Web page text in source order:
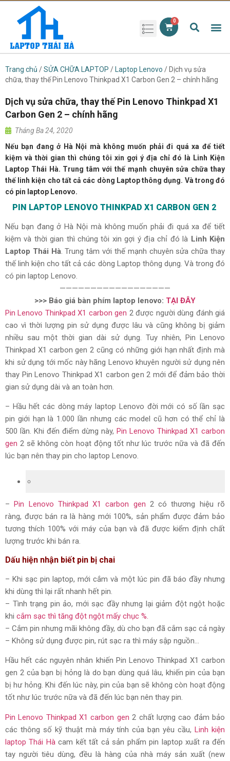
Trang chủ /SỬA CHỮA LAPTOP / Laptop Lenovo / Dịch vụ sửa
chữa, thay thế Pin Lenovo Thinkpad X1 Carbon Gen 2 – chính hãng
Dịch vụ sửa chữa, thay thế Pin Lenovo Thinkpad X1
Carbon Gen 2 – chính hãng
Tháng Ba 24, 2020
Nếu bạn đang ở Hà Nội mà không muốn phải đi quá xa để tiết
kiệm và thời gian thì chúng tôi xin gợi ý địa chỉ đó là Linh Kiện
Laptop Thái Hà. Trung tâm với thế mạnh chuyên sửa chữa thay
thế linh kiện cho tất cả các dòng Laptop thông dụng. Và trong đó
có pin laptop Lenovo.
PIN LAPTOP LENOVO THINKPAD X1 CARBON GEN 2
Nếu bạn đang ở Hà Nội mà không muốn phải đi quá xa để tiết
kiệm và thời gian thì chúng tôi xin gợi ý địa chỉ đó là Linh Kiện
Laptop Thái Hà. Trung tâm với thế mạnh chuyên sửa chữa thay
thế linh kiện cho tất cả các dòng Laptop thông dụng. Và trong đó
có pin laptop Lenovo.
——————————————————
>>> Báo giá bàn phím laptop lenovo: TẠI ĐÂY
Pin Lenovo Thinkpad X1 carbon gen 2 được người dùng đánh giá
cao vì thời lượng pin sử dụng được lâu và cũng không bị giảm
nhiều sau một thời gian dài sử dụng. Tuy nhiên, Pin Lenovo
Thinkpad X1 carbon gen 2 cũng có những giới hạn nhất định mà
khi sử dụng tới mốc này hãng Lenovo khuyên người sử dụng nên
thay Pin Lenovo Thinkpad X1 carbon gen 2 mới để đảm bảo thời
gian sử dụng dài và an toàn hơn.
– Hầu hết các dòng máy laptop Lenovo đời mới có số lần sạc
pin giới hạn là 1.000 lần nhưng các model cũ hơn có thể chỉ là
500 lần. Khi đến điểm dừng này, Pin Lenovo Thinkpad X1 carbon
gen 2 sẽ không còn hoạt động tốt như lúc trước nữa và đã đến
lúc bạn nên thay pin cho laptop Lenovo.
– Pin Lenovo Thinkpad X1 carbon gen 2 có thương hiệu rõ
ràng, được bán ra là hàng mới 100%, sản phẩm được đảm bảo
tương thích 100% với máy của bạn và đã được kiểm định chất
lượng trước khi bán ra.
Dấu hiện nhận biết pin bị chai
– Khi sạc pin laptop, mới cắm và một lúc pin đã báo đầy nhưng
khi dùng thì lại rất nhanh hết pin.
– Tình trạng pin ảo, mới sạc đầy nhưng lại giảm đột ngột hoặc
khi cắm sạc thì tăng đột ngột mấy chục %.
– Cắm pin nhưng mãi không đầy, dù cho bạn đã cắm sạc cả ngày
– Không sử dụng được pin, rút sạc ra thì máy sập nguồn…
Hầu hết các nguyên nhân khiến Pin Lenovo Thinkpad X1 carbon
gen 2 của bạn bị hỏng là do bạn dùng quá lâu, khiến pin của bạn
bị hư hỏng. Khi đến lúc này, pin của bạn sẽ không còn hoạt động
tốt như lúc trước nữa và đã đến lúc bạn nên thay pin.
Pin Lenovo Thinkpad X1 carbon gen 2 chất lượng cao đảm bảo
các thông số kỹ thuật mà máy tính của bạn yêu cầu,Linh kiện
laptop Thái Hà cam kết tất cả sản phẩm pin laptop xuất ra đến
tay người tiêu dùng, đều là hàng của nhà máy sản xuất (new